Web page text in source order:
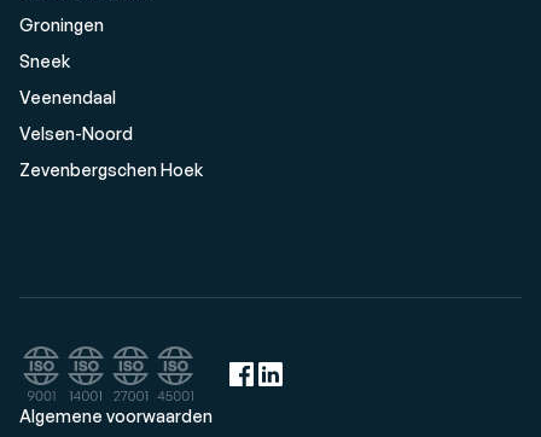
Groningen
Sneek
Veenendaal
Velsen-Noord
Zevenbergschen Hoek
Algemene voorwaarden